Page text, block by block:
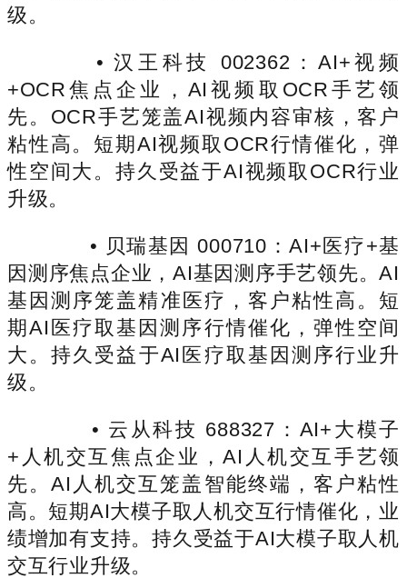
级。
• 汉王科技 002362：AI+视频
+OCR焦点企业，AI视频取OCR手艺领
先。OCR手艺笼盖AI视频内容审核，客户
粘性高。短期AI视频取OCR行情催化，弹
性空间大。持久受益于AI视频取OCR行业
升级。
• 贝瑞基因 000710：AI+医疗+基
因测序焦点企业，AI基因测序手艺领先。AI
基因测序笼盖精准医疗，客户粘性高。短
期AI医疗取基因测序行情催化，弹性空间
大。持久受益于AI医疗取基因测序行业升
级。
• 云从科技 688327：AI+大模子
+人机交互焦点企业，AI人机交互手艺领
先。AI人机交互笼盖智能终端，客户粘性
高。短期AI大模子取人机交互行情催化，业
绩增加有支持。持久受益于AI大模子取人机
交互行业升级。